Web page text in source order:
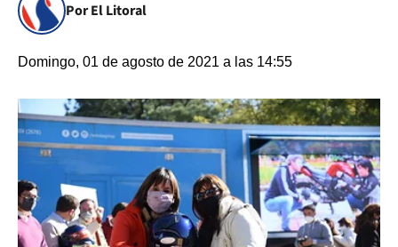
Por El Litoral
Domingo, 01 de agosto de 2021 a las 14:55